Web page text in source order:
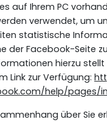
auf Ihrem PC
verwendet, um
statistische
der Facebook-Seite
hierzu
Link zur Verfügung:
help/pages/
über Sie